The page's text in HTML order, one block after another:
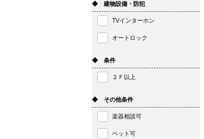
◆ 建物設備・防犯
TVインターホン
オートロック
◆ 条件
２Ｆ以上
◆ その他条件
楽器相談可
ペット可